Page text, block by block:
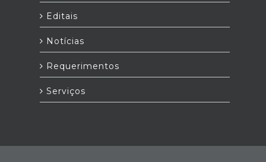
Editais
Notícias
Requerimentos
Serviços